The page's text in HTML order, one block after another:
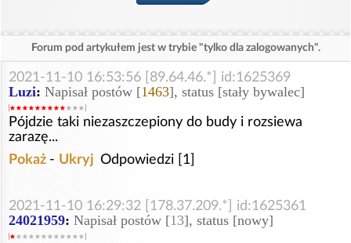
Forum pod artykułem jest w trybie "tylko dla zalogowanych".
2021-11-10 16:53:56 [89.64.46.*] id:1625369
Luzi: Napisał postów [1463], status [stały bywalec]
Pójdzie taki niezaszczepiony do budy i rozsiewa
zarazę...
Pokaż - Ukryj Odpowiedzi [1]
2021-11-10 16:29:32 [178.37.209.*] id:1625361
24021959: Napisał postów [13], status [nowy]